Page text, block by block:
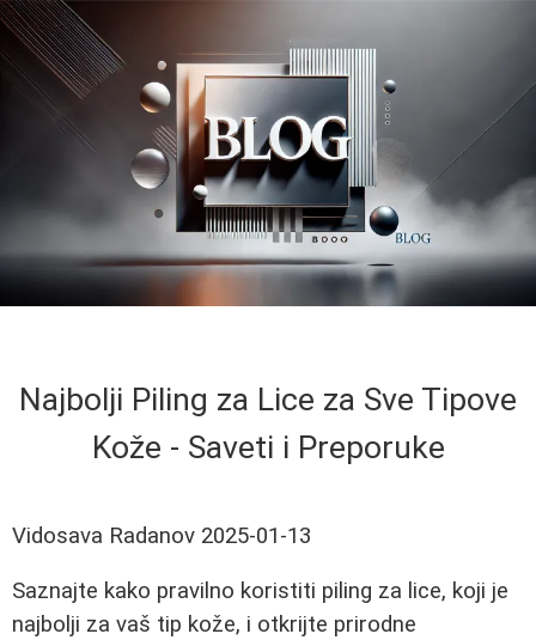
Najbolji Piling za Lice za Sve Tipove
Kože - Saveti i Preporuke
Vidosava Radanov 2025-01-13
Saznajte kako pravilno koristiti piling za lice, koji je
najbolji za vaš tip kože, i otkrijte prirodne